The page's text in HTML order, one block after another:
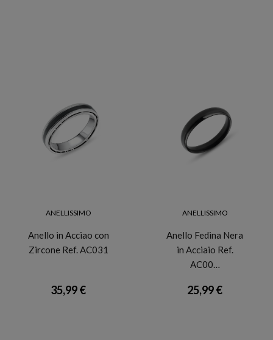
ANELLISSIMO
Anello in Acciao con
Zircone Ref. AC031
35,99 €
ANELLISSIMO
Anello Fedina Nera
in Acciaio Ref.
AC00…
25,99 €